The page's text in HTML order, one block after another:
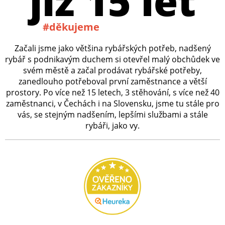
#děkujeme
Začali jsme jako většina rybářských potřeb, nadšený
rybář s podnikavým duchem si otevřel malý obchůdek ve
svém městě a začal prodávat rybářské potřeby,
zanedlouho potřeboval první zaměstnance a větší
prostory. Po více než 15 letech, 3 stěhování, s více než 40
zaměstnanci, v Čechách i na Slovensku, jsme tu stále pro
vás, se stejným nadšením, lepšími službami a stále
rybáři, jako vy.